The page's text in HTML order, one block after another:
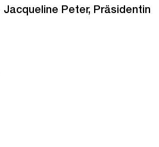
Jacqueline Peter, Präsidentin